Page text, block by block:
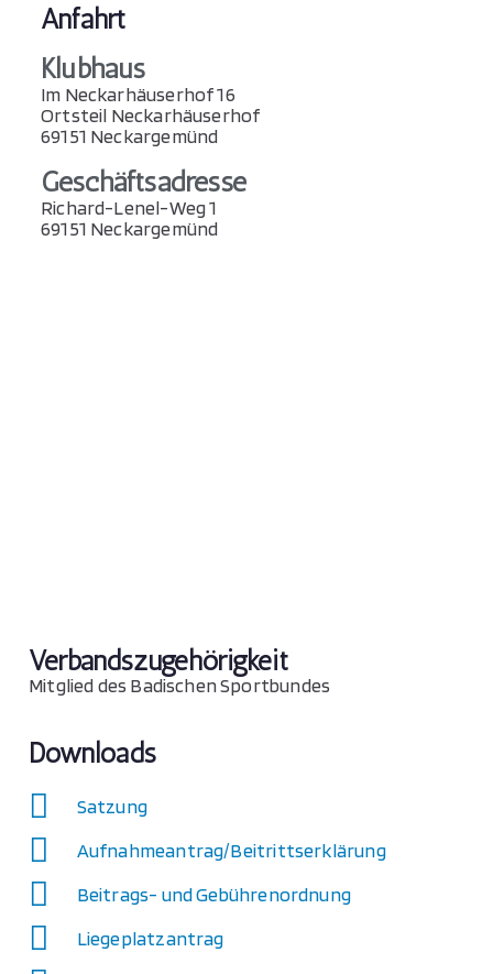
Anfahrt
Klubhaus
Im Neckarhäuserhof 16
Ortsteil Neckarhäuserhof
69151 Neckargemünd
Geschäftsadresse
Richard-Lenel-Weg 1
69151 Neckargemünd
Verbandszugehörigkeit
Mitglied des Badischen Sportbundes
Downloads
Satzung
Aufnahmeantrag/Beitrittserklärung
Beitrags- und Gebührenordnung
Liegeplatzantrag